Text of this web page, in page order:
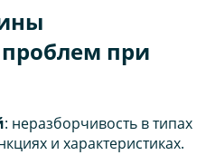
при
: неразборчивость в типах
и характеристиках.